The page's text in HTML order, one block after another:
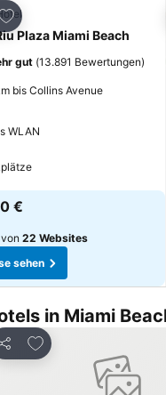
Favoriten hinzufügen
Plaza Miami Beach
gut (13.891 Bewertungen)
bis Collins Avenue
WLAN
sehen
€
22 Websites
sehen
in Miami
Teilen
Zu Favoriten